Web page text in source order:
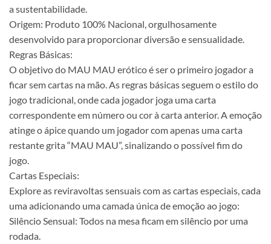
a sustentabilidade.
Origem: Produto 100% Nacional, orgulhosamente
desenvolvido para proporcionar diversão e sensualidade.
Regras Básicas:
O objetivo do MAU MAU erótico é ser o primeiro jogador a
ficar sem cartas na mão. As regras básicas seguem o estilo do
jogo tradicional, onde cada jogador joga uma carta
correspondente em número ou cor à carta anterior. A emoção
atinge o ápice quando um jogador com apenas uma carta
restante grita “MAU MAU”, sinalizando o possível fim do
jogo.
Cartas Especiais:
Explore as reviravoltas sensuais com as cartas especiais, cada
uma adicionando uma camada única de emoção ao jogo:
Silêncio Sensual: Todos na mesa ficam em silêncio por uma
rodada.